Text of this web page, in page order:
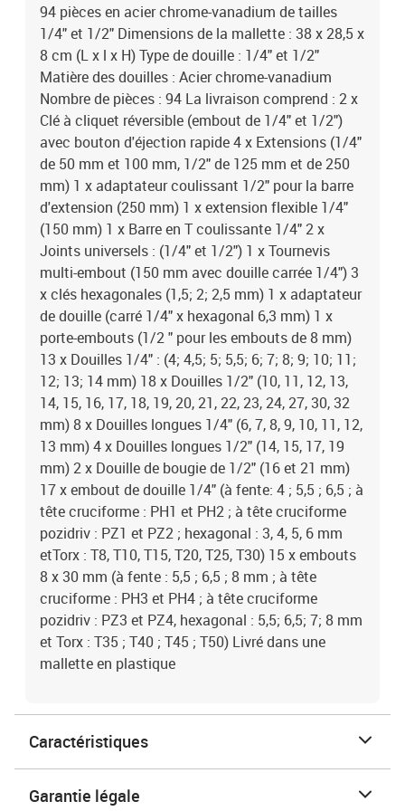
94 pièces en acier chrome-vanadium de tailles
1/4" et 1/2" Dimensions de la mallette : 38 x 28,5 x
8 cm (L x l x H) Type de douille : 1/4" et 1/2"
Matière des douilles : Acier chrome-vanadium
Nombre de pièces : 94 La livraison comprend : 2 x
Clé à cliquet réversible (embout de 1/4" et 1/2")
avec bouton d'éjection rapide 4 x Extensions (1/4"
de 50 mm et 100 mm, 1/2" de 125 mm et de 250
mm) 1 x adaptateur coulissant 1/2" pour la barre
d'extension (250 mm) 1 x extension flexible 1/4"
(150 mm) 1 x Barre en T coulissante 1/4" 2 x
Joints universels : (1/4" et 1/2") 1 x Tournevis
multi-embout (150 mm avec douille carrée 1/4") 3
x clés hexagonales (1,5; 2; 2,5 mm) 1 x adaptateur
de douille (carré 1/4" x hexagonal 6,3 mm) 1 x
porte-embouts (1/2 " pour les embouts de 8 mm)
13 x Douilles 1/4" : (4; 4,5; 5; 5,5; 6; 7; 8; 9; 10; 11;
12; 13; 14 mm) 18 x Douilles 1/2" (10, 11, 12, 13,
14, 15, 16, 17, 18, 19, 20, 21, 22, 23, 24, 27, 30, 32
mm) 8 x Douilles longues 1/4" (6, 7, 8, 9, 10, 11, 12,
13 mm) 4 x Douilles longues 1/2" (14, 15, 17, 19
mm) 2 x Douille de bougie de 1/2" (16 et 21 mm)
17 x embout de douille 1/4" (à fente: 4 ; 5,5 ; 6,5 ; à
tête cruciforme : PH1 et PH2 ; à tête cruciforme
pozidriv : PZ1 et PZ2 ; hexagonal : 3, 4, 5, 6 mm
etTorx : T8, T10, T15, T20, T25, T30) 15 x embouts
8 x 30 mm (à fente : 5,5 ; 6,5 ; 8 mm ; à tête
cruciforme : PH3 et PH4 ; à tête cruciforme
pozidriv : PZ3 et PZ4, hexagonal : 5,5; 6,5; 7; 8 mm
et Torx : T35 ; T40 ; T45 ; T50) Livré dans une
mallette en plastique
Caractéristiques
Garantie légale